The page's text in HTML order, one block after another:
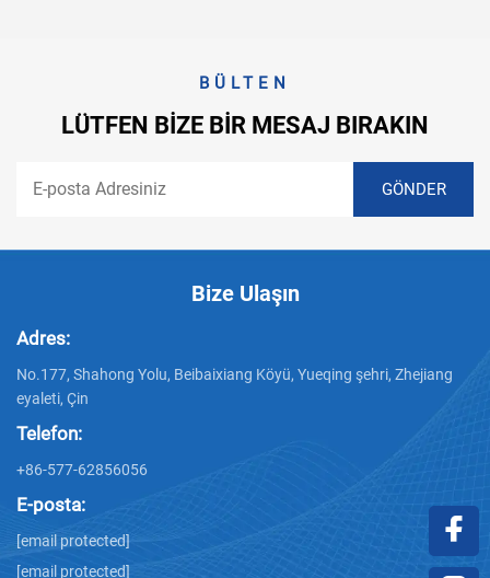
BÜLTEN
LÜTFEN BIZE BIR MESAJ BIRAKIN
Bize Ulaşın
Adres:
No.177, Shahong Yolu, Beibaixiang Köyü, Yueqing şehri, Zhejiang
eyaleti, Çin
Telefon:
+86-577-62856056
E-posta:
[email protected]
[email protected]